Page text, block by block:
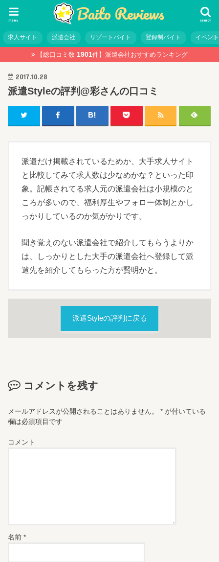
search
menu
求人サイト 派遣会社 リゾートバイト 登録制バイト イベン
【総口コミ数 1901件】派遣会社おすすめランキング
2017.10.28
派遣Styleの評判@彩さんの口コミ
派遣だけ掲載されているためか、大手求人サイト
と比較してみて求人数は少なめかな？といった印
象。記帳されてる求人元の派遣会社は小規模のと
ころが多いので、福利厚生やフォロー体制とかし
っかりしているのか気がかりです。
聞き覚えのない派遣会社で紹介してもらうよりか
は、しっかりとした大手の派遣会社へ登録して派
遣先を紹介してもらった方が賢明かと。
派遣Styleの評判に戻る
コメントを残す
メールアドレスが公開されることはありません。 * が付いている
欄は必須項目です
コメント
名前*